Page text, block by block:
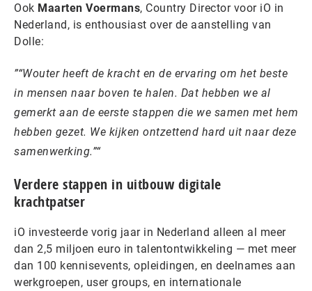
Ook Maarten Voermans, Country Director voor iO in
Nederland, is enthousiast over de aanstelling van
Dolle:
“Wouter heeft de kracht en de ervaring om het beste
in mensen naar boven te halen. Dat hebben we al
gemerkt aan de eerste stappen die we samen met hem
hebben gezet. We kijken ontzettend hard uit naar deze
samenwerking.”
Verdere stappen in uitbouw digitale
krachtpatser
iO investeerde vorig jaar in Nederland alleen al meer
dan 2,5 miljoen euro in talentontwikkeling — met meer
dan 100 kennisevents, opleidingen, en deelnames aan
werkgroepen, user groups, en internationale